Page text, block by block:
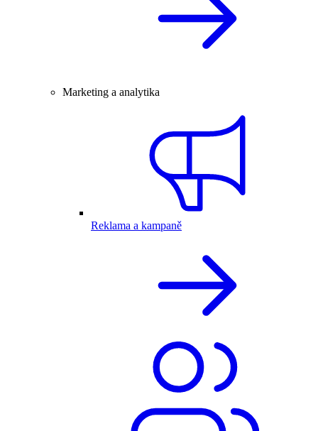
Marketing a analytika
Reklama a kampaně